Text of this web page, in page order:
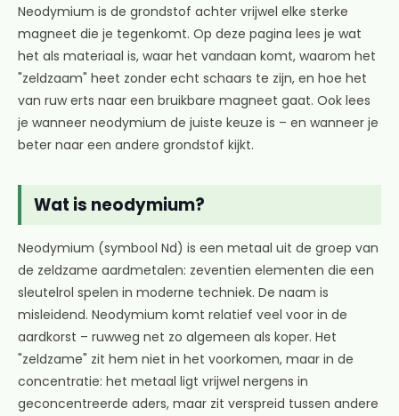
Neodymium is de grondstof achter vrijwel elke sterke
magneet die je tegenkomt. Op deze pagina lees je wat
het als materiaal is, waar het vandaan komt, waarom het
"zeldzaam" heet zonder echt schaars te zijn, en hoe het
van ruw erts naar een bruikbare magneet gaat. Ook lees
je wanneer neodymium de juiste keuze is – en wanneer je
beter naar een andere grondstof kijkt.
Wat is neodymium?
Neodymium (symbool Nd) is een metaal uit de groep van
de zeldzame aardmetalen: zeventien elementen die een
sleutelrol spelen in moderne techniek. De naam is
misleidend. Neodymium komt relatief veel voor in de
aardkorst – ruwweg net zo algemeen als koper. Het
"zeldzame" zit hem niet in het voorkomen, maar in de
concentratie: het metaal ligt vrijwel nergens in
geconcentreerde aders, maar zit verspreid tussen andere